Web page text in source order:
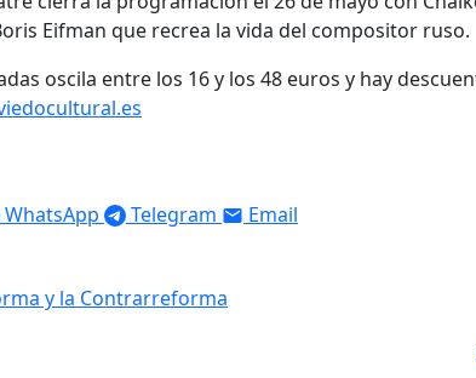
Eifman que recrea la vida del compositor ruso.
oscila entre los 16 y los 48 euros y hay
WhatsApp Telegram Email
y la Contrarreforma